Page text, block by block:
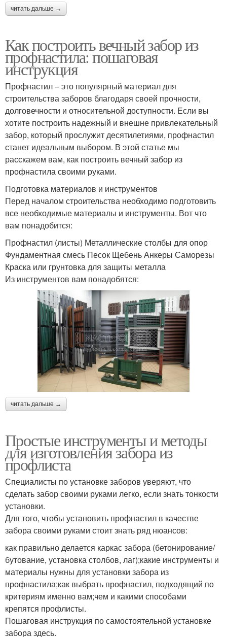
читать дальше →
Как построить вечный забор из
профнастила: пошаговая
инструкция
Профнастил – это популярный материал для
строительства заборов благодаря своей прочности,
долговечности и относительной доступности. Если вы
хотите построить надежный и внешне привлекательный
забор, который прослужит десятилетиями, профнастил
станет идеальным выбором. В этой статье мы
расскажем вам, как построить вечный забор из
профнастила своими руками.
Подготовка материалов и инструментов
Перед началом строительства необходимо подготовить
все необходимые материалы и инструменты. Вот что
вам понадобится:
Профнастил (листы) Металлические столбы для опор
Фундаментная смесь Песок Щебень Анкеры Саморезы
Краска или грунтовка для защиты металла
Из инструментов вам понадобятся:
читать дальше →
Простые инструменты и методы
для изготовления забора из
профлиста
Специалисты по установке заборов уверяют, что
сделать забор своими руками легко, если знать тонкости
установки.
Для того, чтобы установить профнастил в качестве
забора своими руками стоит знать ряд нюансов:
как правильно делается каркас забора (бетонирование/
бутование, установка столбов, лаг);какие инструменты и
материалы нужны для установки забора из
профнастила;как выбрать профнастил, подходящий по
критериям именно вам;чем и какими способами
крепятся профлисты.
Пошаговая инструкция по самостоятельной установке
забора здесь.